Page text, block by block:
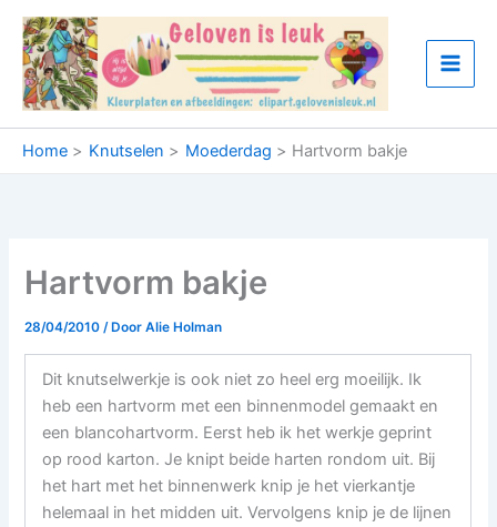
naar
inhoud
Home Knutselen Moederdag Hartvorm bakje
Hartvorm bakje
28/04/2010/ DoorAlie Holman
Dit knutselwerkje is ook niet zo heel erg moeilijk. Ik
heb een hartvorm met een binnenmodel gemaakt en
een blancohartvorm. Eerst heb ik het werkje geprint
op rood karton. Je knipt beide harten rondom uit. Bij
het hart met het binnenwerk knip je het vierkantje
helemaal in het midden uit. Vervolgens knip je de lijnen